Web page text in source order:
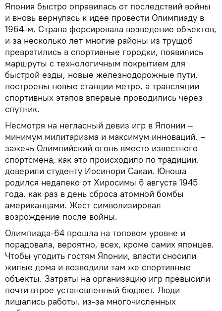
Япония быстро оправилась от последствий войны
и вновь вернулась к идее провести Олимпиаду в
1964-м. Страна форсировала возведение объектов,
и за несколько лет многие районы из трущоб
превратились в спортивные городки, появились
маршруты с технологичным покрытием для
быстрой езды, новые железнодорожные пути,
построены новые станции метро, а трансляции
спортивных этапов впервые проводились через
спутник.
Несмотря на негласный девиз игр в Японии –
минимум милитаризма и максимум инноваций, –
зажечь Олимпийский огонь вместо известного
спортсмена, как это происходило по традиции,
доверили студенту Иосинори Сакаи. Юноша
родился недалеко от Хиросимы 6 августа 1945
года, как раз в день сброса атомной бомбы
американцами. Жест символизировал
возрождение после войны.
Олимпиада-64 прошла на топовом уровне и
порадовала, вероятно, всех, кроме самих японцев.
Чтобы угодить гостям Японии, власти сносили
жилые дома и возводили там же спортивные
объекты. Затраты на организацию игр превысили
почти втрое установленный бюджет. Люди
лишались работы, из-за многочисленных